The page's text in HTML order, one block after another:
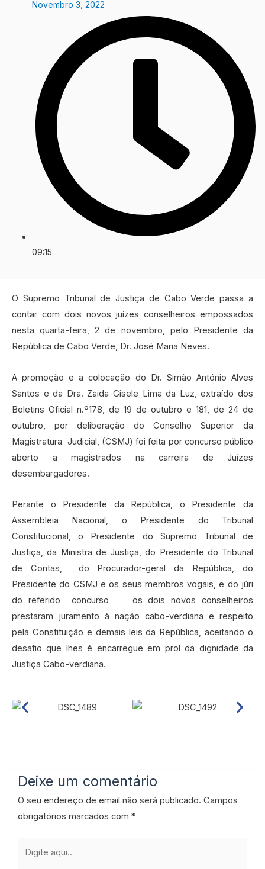
Novembro 3, 2022
09:15
O Supremo Tribunal de Justiça de Cabo Verde passa a
contar com dois novos juízes conselheiros empossados
nesta quarta-feira, 2 de novembro, pelo Presidente da
República de Cabo Verde, Dr. José Maria Neves.
A promoção e a colocação do Dr. Simão António Alves
Santos e da Dra. Zaida Gisele Lima da Luz, extraído dos
Boletins Oficial n.º178, de 19 de outubro e 181, de 24 de
outubro, por deliberação do Conselho Superior da
Magistratura Judicial, (CSMJ) foi feita por concurso público
aberto a magistrados na carreira de Juízes
desembargadores.
Perante o Presidente da República, o Presidente da
Assembleia Nacional, o Presidente do Tribunal
Constitucional, o Presidente do Supremo Tribunal de
Justiça, da Ministra de Justiça, do Presidente do Tribunal
de Contas, do Procurador-geral da República, do
Presidente do CSMJ e os seus membros vogais, e do júri
do referido concurso os dois novos conselheiros
prestaram juramento à nação cabo-verdiana e respeito
pela Constituição e demais leis da República, aceitando o
desafio que lhes é encarregue em prol da dignidade da
Justiça Cabo-verdiana.
Deixe um comentário
O seu endereço de email não será publicado. Campos
obrigatórios marcados com *
aqui..